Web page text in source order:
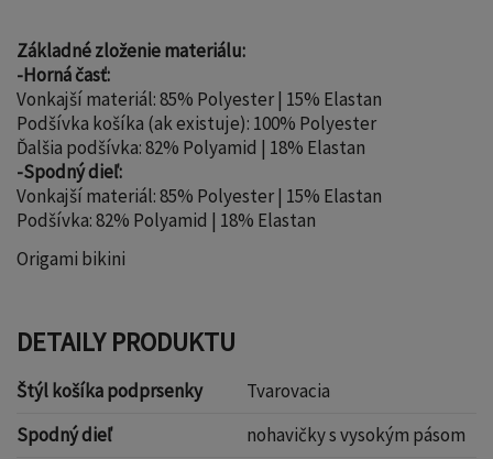
Základné zloženie materiálu:
-Horná časť:
Vonkajší materiál: 85% Polyester | 15% Elastan
Podšívka košíka (ak existuje): 100% Polyester
Ďalšia podšívka: 82% Polyamid | 18% Elastan
-Spodný dieľ:
Vonkajší materiál: 85% Polyester | 15% Elastan
Podšívka: 82% Polyamid | 18% Elastan
Origami bikini
DETAILY PRODUKTU
Štýl košíka podprsenky
Tvarovacia
Spodný dieľ
nohavičky s vysokým pásom